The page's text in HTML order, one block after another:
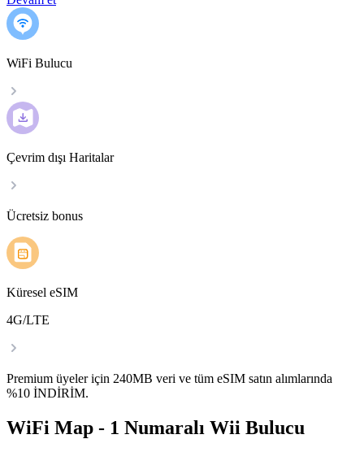
WiFi Bulucu
Çevrim dışı Haritalar
Ücretsiz bonus
Küresel eSIM
4G/LTE
Premium üyeler için 240MB veri ve tüm eSIM satın alımlarında
%10 İNDİRİM.
WiFi Map - 1 Numaralı Wii Bulucu